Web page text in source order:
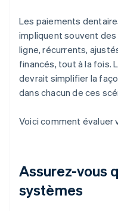
Les paiements
impliquent souvent
ligne, récurrents,
financés, tout à la fois.
devrait simplifier la
dans chacun de ces
Voici comment évaluer
Assurez-vous
systèmes